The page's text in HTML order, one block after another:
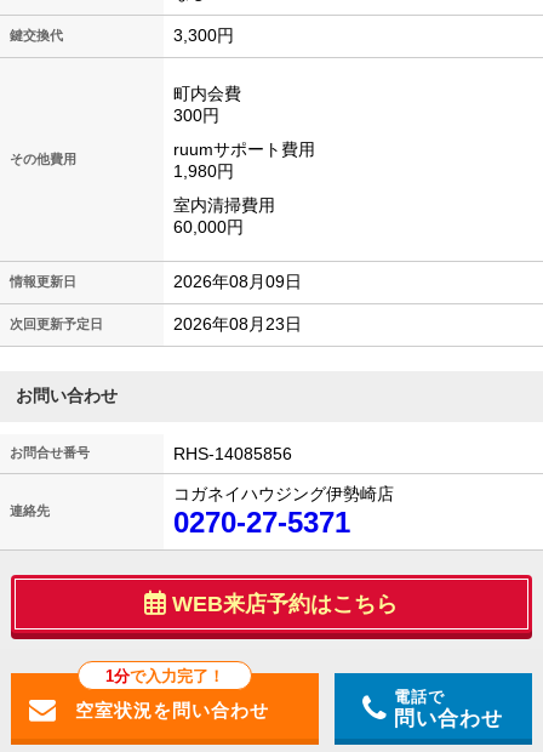
鍵交換代 3,300円
その他費用
町内会費
300円
ruumサポート費用
1,980円
室内清掃費用
60,000円
情報更新日 2026年08月09日
次回更新予定日 2026年08月23日
お問い合わせ
お問合せ番号 RHS-14085856
連絡先
コガネイハウジング伊勢崎店
0270-27-5371
WEB来店予約はこちら
1分で入力完了！
電話で
問い合わせ